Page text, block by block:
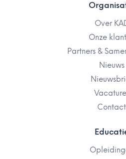
Over
Onze
Partners &
Nieuws
Contact